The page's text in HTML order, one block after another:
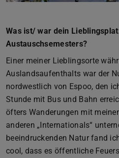
Was ist/ war dein
Austauschsemesters?
Einer meiner Lieblingsorte
Auslandsaufenthalts war der
nordwestlich von Espoo, den
Stunde mit Bus und Bahn
öfters Wanderungen mit
anderen „Internationals“
beeindruckenden Natur fand
cool, dass es öffentliche